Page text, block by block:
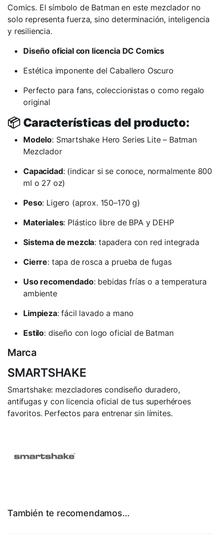
Comics. El símbolo de Batman en este mezclador no
solo representa fuerza, sino determinación, inteligencia
y resiliencia.
Diseño oficial con licencia DC Comics
Estética imponente del Caballero Oscuro
Perfecto para fans, coleccionistas o como regalo
original
📦 Características del producto:
Modelo: Smartshake Hero Series Lite – Batman
Mezclador
Capacidad: (indicar si se conoce, normalmente 800
ml o 27 oz)
Peso: Ligero (aprox. 150–170 g)
Materiales: Plástico libre de BPA y DEHP
Sistema de mezcla: tapadera con red integrada
Cierre: tapa de rosca a prueba de fugas
Uso recomendado: bebidas frías o a temperatura
ambiente
Limpieza: fácil lavado a mano
Estilo: diseño con logo oficial de Batman
Marca
SMARTSHAKE
Smartshake: mezcladores condiseño duradero,
antifugas y con licencia oficial de tus superhéroes
favoritos. Perfectos para entrenar sin límites.
También te recomendamos…